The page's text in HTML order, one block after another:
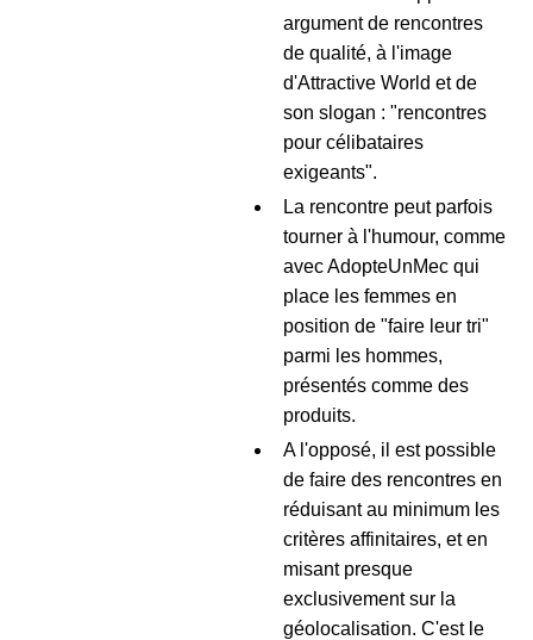
argument de rencontres
de qualité, à l'image
d'Attractive World et de
son slogan : "rencontres
pour célibataires
exigeants".
La rencontre peut parfois
tourner à l'humour, comme
avec AdopteUnMec qui
place les femmes en
position de "faire leur tri"
parmi les hommes,
présentés comme des
produits.
A l'opposé, il est possible
de faire des rencontres en
réduisant au minimum les
critères affinitaires, et en
misant presque
exclusivement sur la
géolocalisation. C'est le